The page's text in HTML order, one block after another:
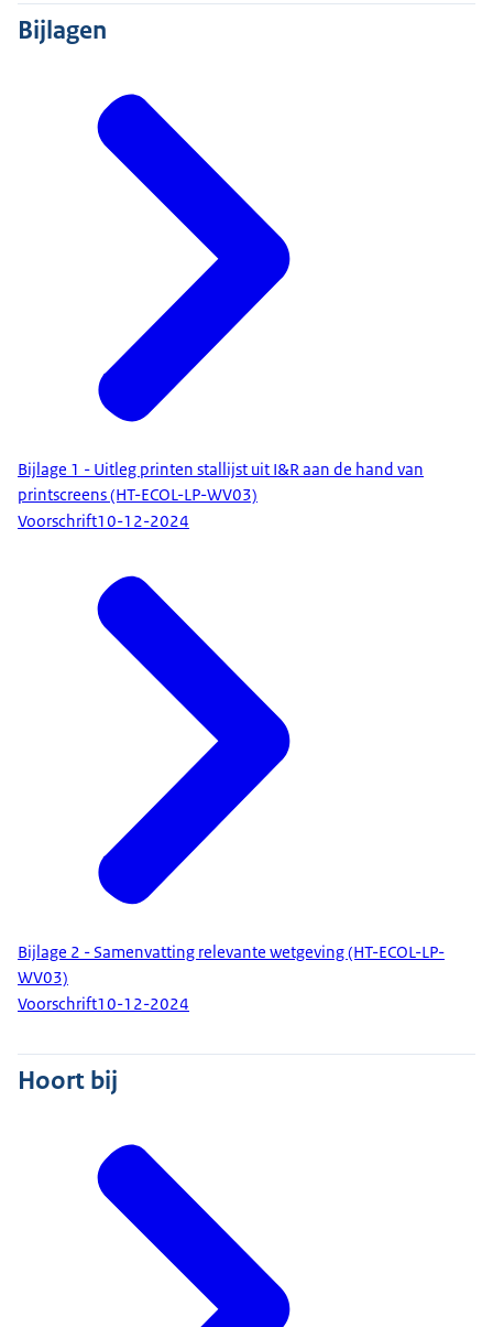
Bijlagen
Bijlage 1 - Uitleg printen stallijst uit I&R aan de hand van
printscreens (HT-ECOL-LP-WV03)
Voorschrift10-12-2024
Bijlage 2 - Samenvatting relevante wetgeving (HT-ECOL-LP-
WV03)
Voorschrift10-12-2024
Hoort bij